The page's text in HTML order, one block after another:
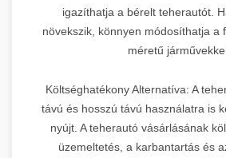
igazíthatja a bérelt teherautót.
növekszik, könnyen módosíthatja a
méretű
Költséghatékony Alternatíva: A
távú és hosszú távú használatra is
nyújt. A teherautó vásárlásának
üzemeltetés, a karbantartás és